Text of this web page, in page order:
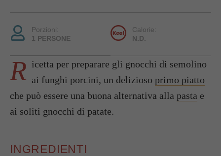
Porzioni:
1 PERSONE
Calorie:
N.D.
R icetta per preparare gli gnocchi di semolino
ai funghi porcini, un delizioso primo piatto
che può essere una buona alternativa alla pasta e
ai soliti gnocchi di patate.
INGREDIENTI